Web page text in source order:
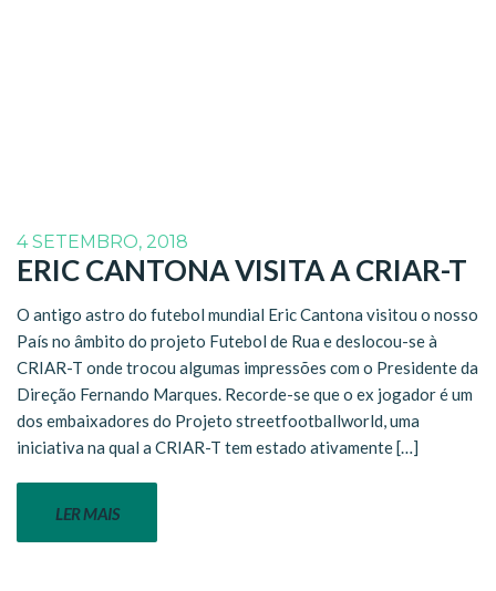
4 SETEMBRO, 2018
ERIC CANTONA VISITA A CRIAR-T
O antigo astro do futebol mundial Eric Cantona visitou o nosso
País no âmbito do projeto Futebol de Rua e deslocou-se à
CRIAR-T onde trocou algumas impressões com o Presidente da
Direção Fernando Marques. Recorde-se que o ex jogador é um
dos embaixadores do Projeto streetfootballworld, uma
iniciativa na qual a CRIAR-T tem estado ativamente […]
LER MAIS